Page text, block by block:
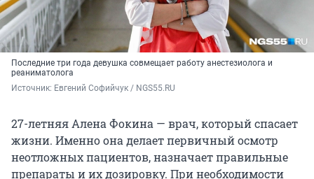
Последние три года девушка совмещает работу анестезиолога и
реаниматолога
Источник: Евгений Софийчук / NGS55.RU
27-летняя Алена Фокина — врач, который спасает
жизни. Именно она делает первичный осмотр
неотложных пациентов, назначает правильные
препараты и их дозировку. При необходимости